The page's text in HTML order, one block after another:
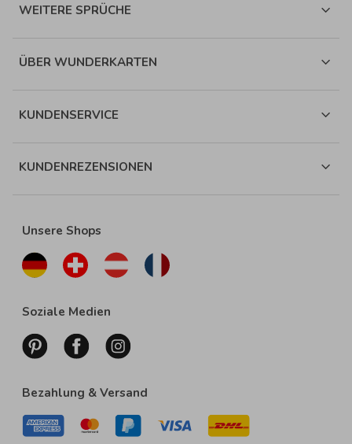
WEITERE SPRÜCHE
ÜBER WUNDERKARTEN
KUNDENSERVICE
KUNDENREZENSIONEN
Unsere Shops
Soziale Medien
Bezahlung & Versand